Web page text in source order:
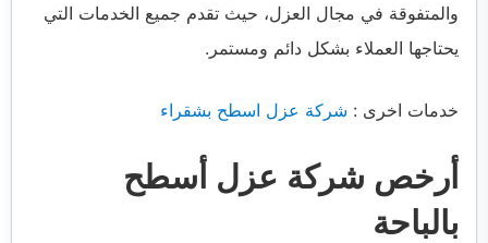
والمتفوقة في مجال العزل، حيث تقدم جميع الخدمات التي
يحتاجها العملاء بشكل دائم ومستمر.
خدمات اخرى : شركة عزل اسطح بشقراء
أرخص شركة عزل أسطح
بالباحة